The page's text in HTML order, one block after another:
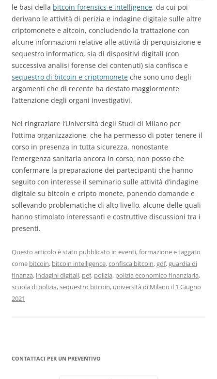
le basi della bitcoin forensics e intelligence, da cui poi
derivano le attività di perizia e indagine digitale sulle altre
criptomonete e altcoin, concludendo la trattazione con
alcune informazioni relative alle attività di perquisizione e
sequestro informatico, sia di dispositivi digitali (con
successiva analisi forense dei contenuti) sia confisca e
sequestro di bitcoin e criptomonete che sono uno degli
argomenti che di recente ha destato maggiormente
l’attenzione degli organi investigativi.
Nel ringraziare l’Università degli Studi di Milano per
l’ottima organizzazione, che ha permesso di poter tenere il
corso in presenza in tutta sicurezza, nonostante
l’emergenza sanitaria ancora in corso, non posso che
confermare la preparazione dei partecipanti che hanno
seguito con interesse il seminario sulle attività d’indagine
digitale su bitcoin e cripto monete, ponendo domande e
sollevando problematiche di alto livello, alcune delle quali
hanno stimolato interessanti e costruttive discussioni tra i
presenti.
Questo articolo è stato pubblicato in eventi,formazionee taggato
come bitcoin, bitcoin intelligence,confisca bitcoin,gdf,guardia di
finanza, indagini digitali, pef, polizia, polizia economico finanziaria,
scuola di polizia,sequestro bitcoin, università di Milano il 1 Giugno
2021
CONTATTACI PER UN PREVENTIVO